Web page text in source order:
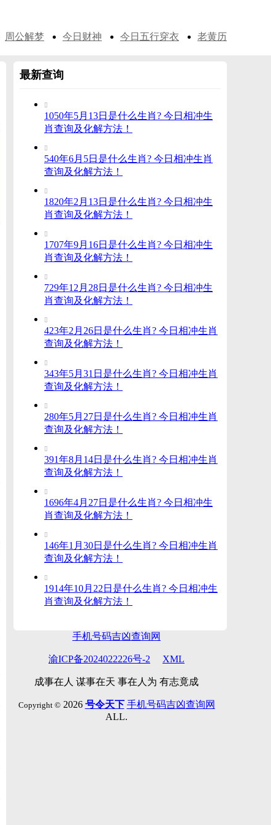
周公解梦 今日财神 今日五行穿衣 老黄历
最新查询

1050年5月13日是什么生肖? 今日相冲生
肖查询及化解方法！

540年6月5日是什么生肖? 今日相冲生肖
查询及化解方法！

1820年2月13日是什么生肖? 今日相冲生
肖查询及化解方法！

1707年9月16日是什么生肖? 今日相冲生
肖查询及化解方法！

729年12月28日是什么生肖? 今日相冲生
肖查询及化解方法！

423年2月26日是什么生肖? 今日相冲生肖
查询及化解方法！

343年5月31日是什么生肖? 今日相冲生肖
查询及化解方法！

280年5月27日是什么生肖? 今日相冲生肖
查询及化解方法！

391年8月14日是什么生肖? 今日相冲生肖
查询及化解方法！

1696年4月27日是什么生肖? 今日相冲生
肖查询及化解方法！

146年1月30日是什么生肖? 今日相冲生肖
查询及化解方法！

1914年10月22日是什么生肖? 今日相冲生
肖查询及化解方法！
手机号码吉凶查询网
渝ICP备2024022226号-2 XML
成事在人 谋事在天 事在人为 有志竟成
Copyright ©2026 号令天下 手机号码吉凶查询网
ALL.